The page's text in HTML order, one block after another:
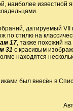
наиболее известной
датируемый
стилю на
17, также похожий
31 с красивым
находятся
был внесён в